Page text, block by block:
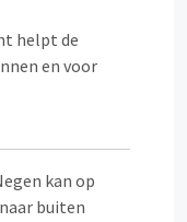
helpt de
en voor
kan op
buiten